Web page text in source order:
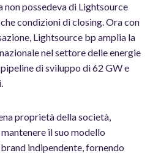
non possedeva di Lightsource
condizioni di closing. Ora con
Lightsource bp amplia la
nel settore delle energie
di sviluppo di 62 GW e
proprietà della società,
il suo modello
indipendente, fornendo